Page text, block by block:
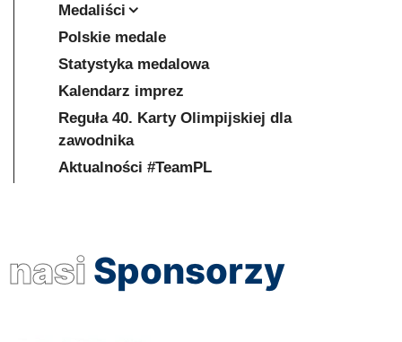
Medaliści
Polskie medale
Statystyka medalowa
Kalendarz imprez
Reguła 40. Karty Olimpijskiej dla
zawodnika
Aktualności #TeamPL
nasi Sponsorzy